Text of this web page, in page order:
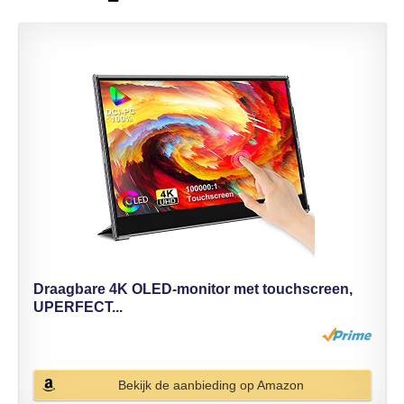
Draagbare 4K OLED-monitor met touchscreen,
UPERFECT...
Bekijk de aanbieding op Amazon